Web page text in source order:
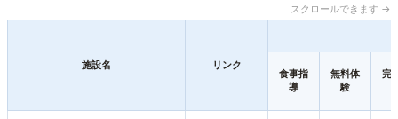
スクロールできます →
施設名 リンク
食事指
導
無料体
験
完